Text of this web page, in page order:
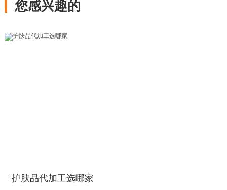
您感兴趣的
护肤品代加工选哪家